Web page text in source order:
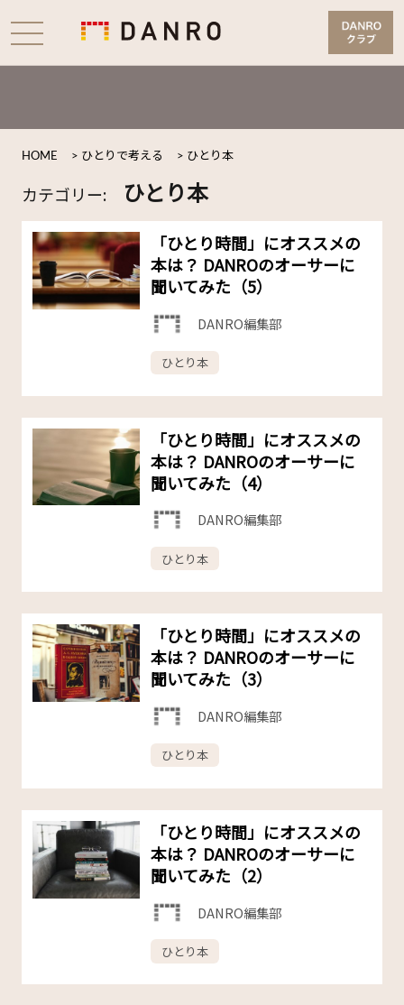
HOME > ひとりで考える > ひとり本
カテゴリー: ひとり本
「ひとり時間」にオススメの
本は？ DANROのオーサーに
聞いてみた（5）
DANRO編集部
ひとり本
「ひとり時間」にオススメの
本は？ DANROのオーサーに
聞いてみた（4）
DANRO編集部
ひとり本
「ひとり時間」にオススメの
本は？ DANROのオーサーに
聞いてみた（3）
DANRO編集部
ひとり本
「ひとり時間」にオススメの
本は？ DANROのオーサーに
聞いてみた（2）
DANRO編集部
ひとり本